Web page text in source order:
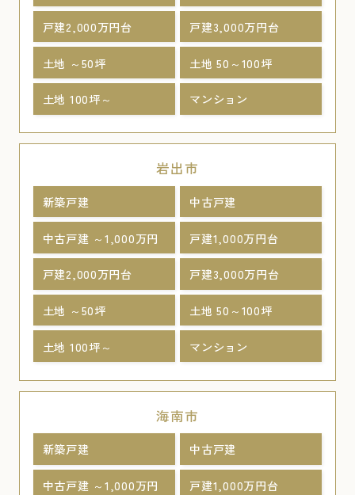
戸建2,000万円台 戸建3,000万円台
土地 ～50坪 土地 50～100坪
土地 100坪～ マンション
岩出市
新築戸建 中古戸建
中古戸建 ～1,000万円 戸建1,000万円台
戸建2,000万円台 戸建3,000万円台
土地 ～50坪 土地 50～100坪
土地 100坪～ マンション
海南市
新築戸建 中古戸建
中古戸建 ～1,000万円 戸建1,000万円台